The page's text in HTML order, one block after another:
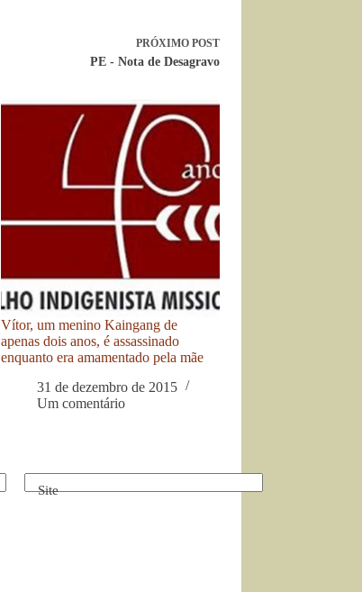
PRÓXIMO POST
PE - Nota de Desagravo
Vítor, um menino Kaingang de
apenas dois anos, é assassinado
enquanto era amamentado pela mãe
31 de dezembro de 2015
Um comentário
Site